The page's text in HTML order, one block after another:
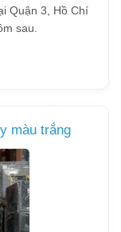
Quận 3, Hồ Chí
sau.
màu trắng